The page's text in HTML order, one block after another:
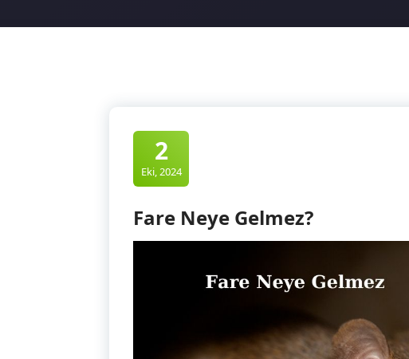
2
Eki, 2024
Fare Neye Gelmez?